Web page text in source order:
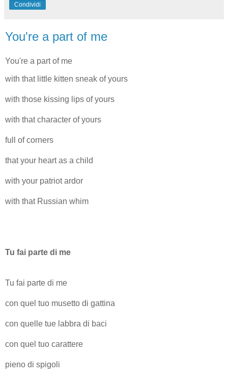
Condividi
You're a part of me
You're a part of me
with that little kitten sneak of yours
with those kissing lips of yours
with that character of yours
full of corners
that your heart as a child
with your patriot ardor
with that Russian whim
Tu fai parte di me
Tu fai parte di me
con quel tuo musetto di gattina
con quelle tue labbra di baci
con quel tuo carattere
pieno di spigoli